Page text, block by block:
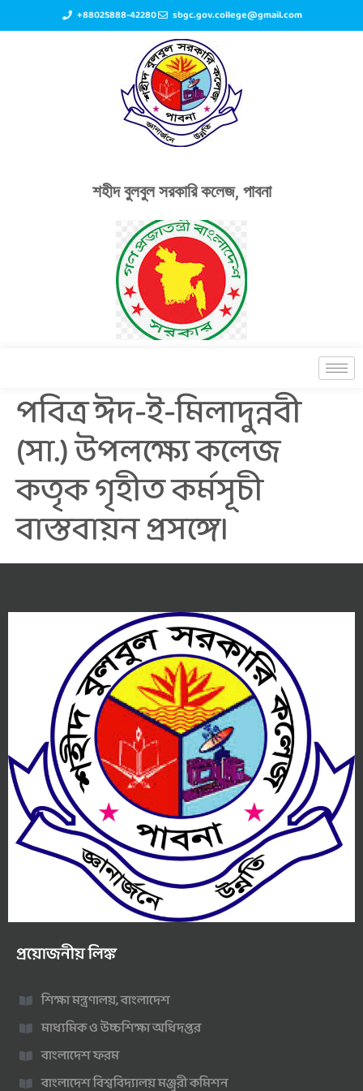
+88025888-42280 sbgc.gov.college@gmail.com
শহীদ বুলবুল সরকারি কলেজ, পাবনা
পবিত্র ঈদ-ই-মিলাদুন্নবী
(সা.) উপলক্ষ্যে কলেজ
কতৃক গৃহীত কর্মসূচী
বাস্তবায়ন প্রসঙ্গে।
প্রয়োজনীয় লিঙ্ক
শিক্ষা মন্ত্রণালয়, বাংলাদেশ
মাধ্যমিক ও উচ্চশিক্ষা অধিদপ্তর
বাংলাদেশ ফরম
বাংলাদেশ বিশ্ববিদ্যালয় মঞ্জুরী কমিশন